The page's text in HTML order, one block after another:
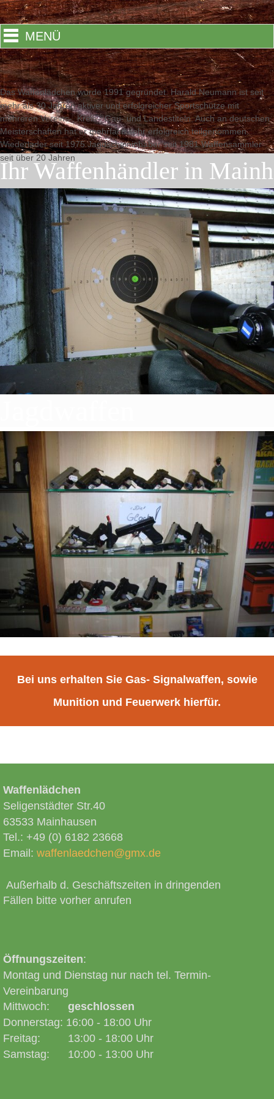
Ihr Waffenhändler in
Sportwaffen
Sammlerwaffen
MENÜ
Das Waffenlädchen wurde 1991 gegründet. Harald Neumann ist seit
mehr als 30 Jahren aktiver und erfolgreicher Sportschütze mit
mehreren Vereins-, Kreis-, Gau- und Landestiteln. Auch an deutschen
Meisterschaften hat er mehrfach sehr erfolgreich teilgenommen.
Wiederlader seit 1975 Jagdscheininhaber seit 1981 Waffensammler
seit über 20 Jahren
Bei uns erhalten Sie Gas- Signalwaffen, sowie
Munition und Feuerwerk hierfür.
Waffenlädchen
Seligenstädter Str.40
63533 Mainhausen
Tel.: +49 (0) 6182 23668
Email: waffenlaedchen@gmx.de
Außerhalb d. Geschäftszeiten in dringenden
Fällen bitte vorher anrufen
Öffnungszeiten:
Montag und Dienstag nur nach tel. Termin-
Vereinbarung
Mittwoch: geschlossen
Donnerstag: 16:00 - 18:00 Uhr
Freitag: 13:00 - 18:00 Uhr
Samstag: 10:00 - 13:00 Uhr